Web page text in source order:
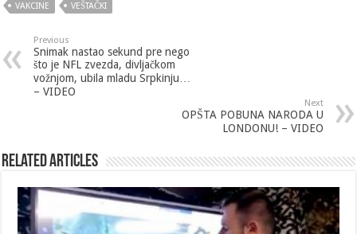
VAKCINE
VEŠTAČKI
Previous
Snimak nastao sekund pre nego
što je NFL zvezda, divljačkom
vožnjom, ubila mladu Srpkinju…
– VIDEO
Next
OPŠTA POBUNA NARODA U
LONDONU! – VIDEO
Related Articles